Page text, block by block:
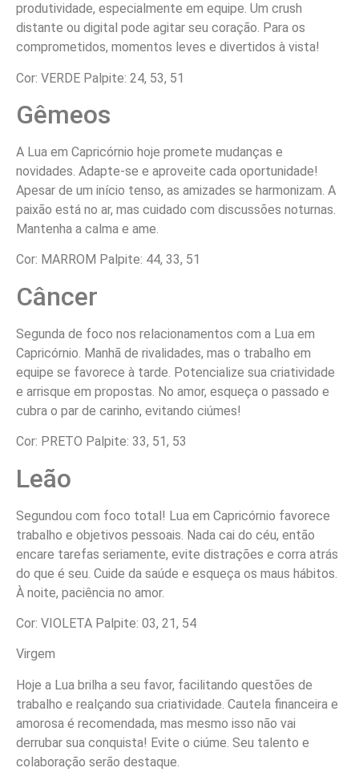
produtividade, especialmente em equipe. Um crush
distante ou digital pode agitar seu coração. Para os
comprometidos, momentos leves e divertidos à vista!
Cor: VERDE Palpite: 24, 53, 51
Gêmeos
A Lua em Capricórnio hoje promete mudanças e
novidades. Adapte-se e aproveite cada oportunidade!
Apesar de um início tenso, as amizades se harmonizam. A
paixão está no ar, mas cuidado com discussões noturnas.
Mantenha a calma e ame.
Cor: MARROM Palpite: 44, 33, 51
Câncer
Segunda de foco nos relacionamentos com a Lua em
Capricórnio. Manhã de rivalidades, mas o trabalho em
equipe se favorece à tarde. Potencialize sua criatividade
e arrisque em propostas. No amor, esqueça o passado e
cubra o par de carinho, evitando ciúmes!
Cor: PRETO Palpite: 33, 51, 53
Leão
Segundou com foco total! Lua em Capricórnio favorece
trabalho e objetivos pessoais. Nada cai do céu, então
encare tarefas seriamente, evite distrações e corra atrás
do que é seu. Cuide da saúde e esqueça os maus hábitos.
À noite, paciência no amor.
Cor: VIOLETA Palpite: 03, 21, 54
Virgem
Hoje a Lua brilha a seu favor, facilitando questões de
trabalho e realçando sua criatividade. Cautela financeira e
amorosa é recomendada, mas mesmo isso não vai
derrubar sua conquista! Evite o ciúme. Seu talento e
colaboração serão destaque.